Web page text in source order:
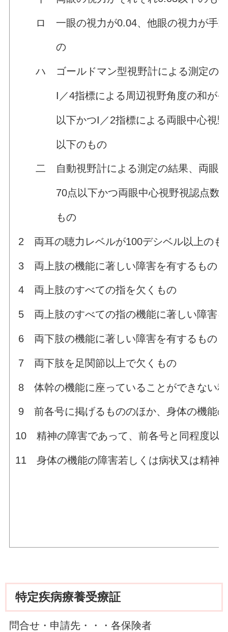
ロ 一眼の視力が0.04、他眼の視力が手動
の
ハ ゴールドマン型視野計による測定の結
I／4指標による周辺視野角度の和がそ
以下かつI／2指標による両眼中心視野
以下のもの
二 自動視野計による測定の結果、両眼開
70点以下かつ両眼中心視野視認点数が
もの
2 両耳の聴力レベルが100デシベル以上のも
3 両上肢の機能に著しい障害を有するもの
4 両上肢のすべての指を欠くもの
5 両上肢のすべての指の機能に著しい障害
6 両下肢の機能に著しい障害を有するもの
7 両下肢を足関節以上で欠くもの
8 体幹の機能に座っていることができない
9 前各号に掲げるもののほか、身体の機能
10 精神の障害であって、前各号と同程度以
11 身体の機能の障害若しくは病状又は精神
特定疾病療養受療証
問合せ・申請先・・・各保険者